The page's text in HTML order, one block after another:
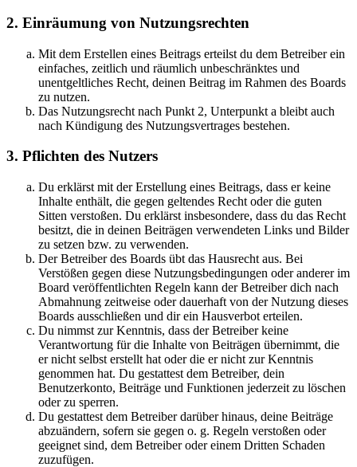
2. Einräumung von Nutzungsrechten
Mit dem Erstellen eines Beitrags erteilst du dem Betreiber ein
einfaches, zeitlich und räumlich unbeschränktes und
unentgeltliches Recht, deinen Beitrag im Rahmen des Boards
zu nutzen.
Das Nutzungsrecht nach Punkt 2, Unterpunkt a bleibt auch
nach Kündigung des Nutzungsvertrages bestehen.
3. Pflichten des Nutzers
Du erklärst mit der Erstellung eines Beitrags, dass er keine
Inhalte enthält, die gegen geltendes Recht oder die guten
Sitten verstoßen. Du erklärst insbesondere, dass du das Recht
besitzt, die in deinen Beiträgen verwendeten Links und Bilder
zu setzen bzw. zu verwenden.
Der Betreiber des Boards übt das Hausrecht aus. Bei
Verstößen gegen diese Nutzungsbedingungen oder anderer im
Board veröffentlichten Regeln kann der Betreiber dich nach
Abmahnung zeitweise oder dauerhaft von der Nutzung dieses
Boards ausschließen und dir ein Hausverbot erteilen.
Du nimmst zur Kenntnis, dass der Betreiber keine
Verantwortung für die Inhalte von Beiträgen übernimmt, die
er nicht selbst erstellt hat oder die er nicht zur Kenntnis
genommen hat. Du gestattest dem Betreiber, dein
Benutzerkonto, Beiträge und Funktionen jederzeit zu löschen
oder zu sperren.
Du gestattest dem Betreiber darüber hinaus, deine Beiträge
abzuändern, sofern sie gegen o. g. Regeln verstoßen oder
geeignet sind, dem Betreiber oder einem Dritten Schaden
zuzufügen.